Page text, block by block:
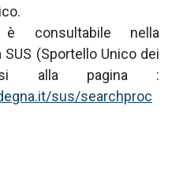
è consultabile nella
(Sportello Unico dei
alla pagina :
sus/searchproc